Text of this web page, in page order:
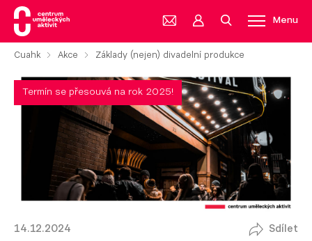
Menu
Cuahk Akce Základy (nejen) divadelní produkce
Termín se přesouvá na rok 2025!
14.12.2024 Sdílet